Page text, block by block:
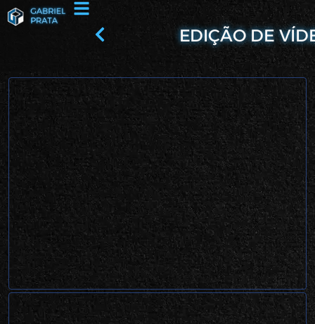
EDIÇÃO DE
Arq. Renato Sales
Portfólio audiovisual para arquiteto
especialista em arquitetura efêmera. São
Carlos, 2026